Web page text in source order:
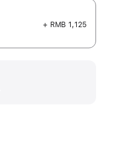
+ RMB 1,125